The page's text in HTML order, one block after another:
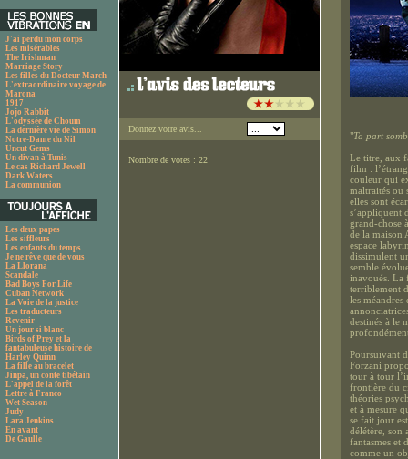
J'ai perdu mon corps
Les misérables
The Irishman
Marriage Story
Les filles du Docteur March
L'extraordinaire voyage de
Marona
1917
Jojo Rabbit
L'odyssée de Choum
La dernière vie de Simon
Notre-Dame du Nil
Uncut Gems
Un divan à Tunis
Le cas Richard Jewell
Dark Waters
La communion
Les deux papes
Les siffleurs
Les enfants du temps
Je ne rêve que de vous
La Llorana
Scandale
Bad Boys For Life
Cuban Network
La Voie de la justice
Les traducteurs
Revenir
Un jour si blanc
Birds of Prey et la
fantabuleuse histoire de
Harley Quinn
La fille au bracelet
Jinpa, un conte tibétain
L'appel de la forêt
Lettre à Franco
Wet Season
Judy
Lara Jenkins
En avant
De Gaulle
Donnez votre avis...
Nombre de votes : 22
"Ta part
Le titre, aux
film :
couleur qui
maltraités ou
elles sont
s’appliquent
grand-chose
de la maison
espace
dissimulent
semble
inavoués. La
terriblement
les méandres
destinés à le
Poursuivant
Forzani
tour à tour
frontière du
théories
et à mesure
se fait jour
délétère, son
fantasmes et
comme un